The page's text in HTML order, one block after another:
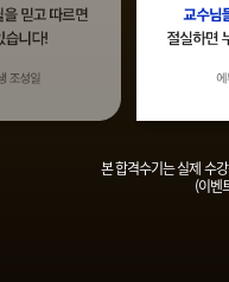
본 합격수기는 실제 수
(이벤